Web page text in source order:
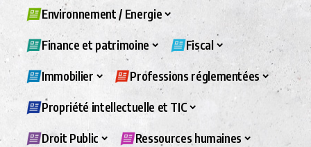
Environnement / Energie
Finance et patrimoine Fiscal
Immobilier Professions réglementées
Propriété intellectuelle et TIC
Droit Public Ressources humaines